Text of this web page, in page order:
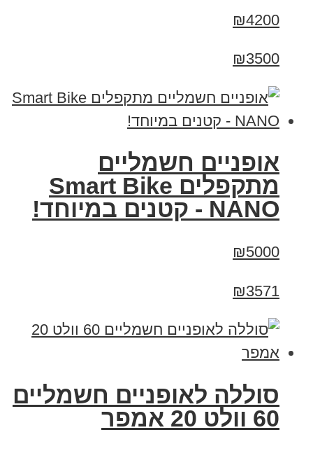
₪4200
₪3500
אופניים חשמליים
מתקפלים Smart Bike
NANO - קטנים במיוחד!
₪5000
₪3571
סוללה לאופניים חשמליים
60 וולט 20 אמפר